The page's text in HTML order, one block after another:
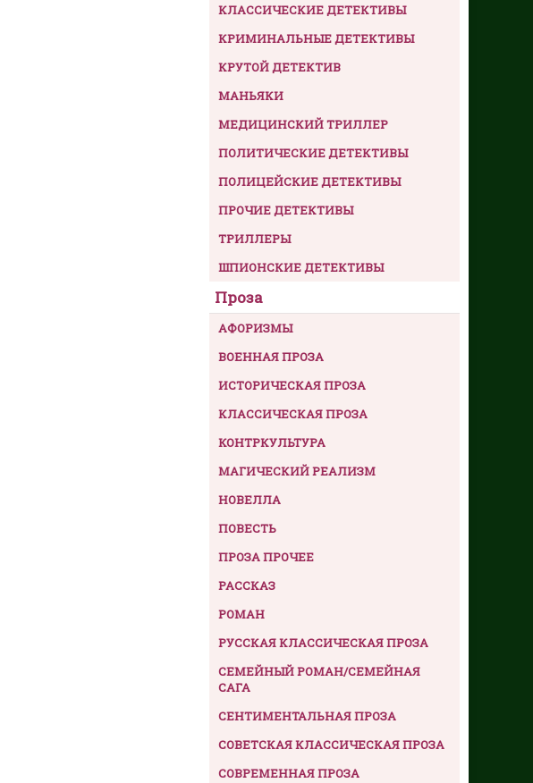
КЛАССИЧЕСКИЕ ДЕТЕКТИВЫ
КРИМИНАЛЬНЫЕ ДЕТЕКТИВЫ
КРУТОЙ ДЕТЕКТИВ
МАНЬЯКИ
МЕДИЦИНСКИЙ ТРИЛЛЕР
ПОЛИТИЧЕСКИЕ ДЕТЕКТИВЫ
ПОЛИЦЕЙСКИЕ ДЕТЕКТИВЫ
ПРОЧИЕ ДЕТЕКТИВЫ
ТРИЛЛЕРЫ
ШПИОНСКИЕ ДЕТЕКТИВЫ
Проза
АФОРИЗМЫ
ВОЕННАЯ ПРОЗА
ИСТОРИЧЕСКАЯ ПРОЗА
КЛАССИЧЕСКАЯ ПРОЗА
КОНТРКУЛЬТУРА
МАГИЧЕСКИЙ РЕАЛИЗМ
НОВЕЛЛА
ПОВЕСТЬ
ПРОЗА ПРОЧЕЕ
РАССКАЗ
РОМАН
РУССКАЯ КЛАССИЧЕСКАЯ ПРОЗА
СЕМЕЙНЫЙ РОМАН/СЕМЕЙНАЯ
САГА
СЕНТИМЕНТАЛЬНАЯ ПРОЗА
СОВЕТСКАЯ КЛАССИЧЕСКАЯ ПРОЗА
СОВРЕМЕННАЯ ПРОЗА